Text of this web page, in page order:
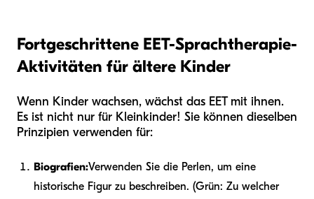
Fortgeschrittene EET-Sprachtherapie-
Aktivitäten für ältere Kinder
Wenn Kinder wachsen, wächst das EET mit ihnen.
Es ist nicht nur für Kleinkinder! Sie können dieselben
Prinzipien verwenden für:
Biografien:Verwenden Sie die Perlen, um eine
historische Figur zu beschreiben. (Grün: Zu welcher